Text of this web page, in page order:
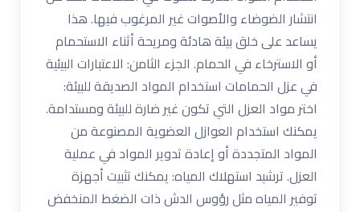
انتشار الضوضاء والأصوات غير المرغوب فيها. هذا
يساعد على خلق بيئة هادئة ومريحة أثناء الاستحمام
أو الاسترخاء في الحمام. الجزء الثامن: الاعتبارات البيئية
في عزل الحمامات استخدام المواد الصديقة للبيئة:
اختر مواد العزل التي تكون غير ضارة للبيئة ومستدامة.
يمكنك استخدام العوازل العضوية المصنوعة من
المواد المتجددة أو إعادة تدوير المواد في عملية
العزل. ترشيد استهلاك المياه: يمكنك تثبيت أجهزة
توفير المياه مثل رؤوس الدش ذات الضغط المنخفض